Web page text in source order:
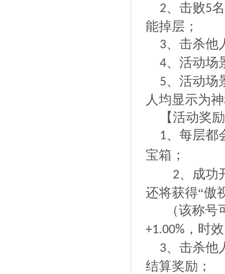
2、击败5
能掉层；
3、击杀他
4、活动场
5、活动场
人均显示为
【活动奖
1、每层都
宝箱；
2、成功
还将获得“傲
（该称
+1.00% ，时
3、击杀他
结算奖励；